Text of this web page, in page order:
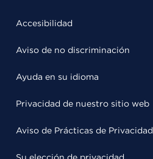
Accesibilidad
Aviso de no discriminación
Ayuda en su idioma
Privacidad de nuestro sitio web
Aviso de Prácticas de Privacidad